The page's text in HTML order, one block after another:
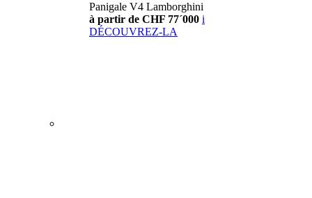
Panigale V4 Lamborghini
à partir de CHF 77´000 i
DÉCOUVREZ-LA